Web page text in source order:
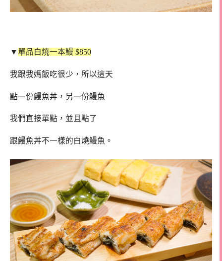
▼ 單品白燒一本鰻 $850
我跟我媽飯吃很少，所以這天
點一份鰻魚丼，另一份鰻魚
我們直接單點，並且點了
跟鰻魚丼不一樣的白燒鰻魚。